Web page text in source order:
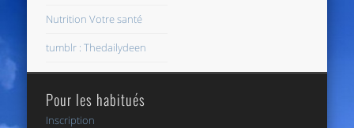
Nutrition Votre santé
tumblr : Thedailydeen
Pour les habitués
Inscription